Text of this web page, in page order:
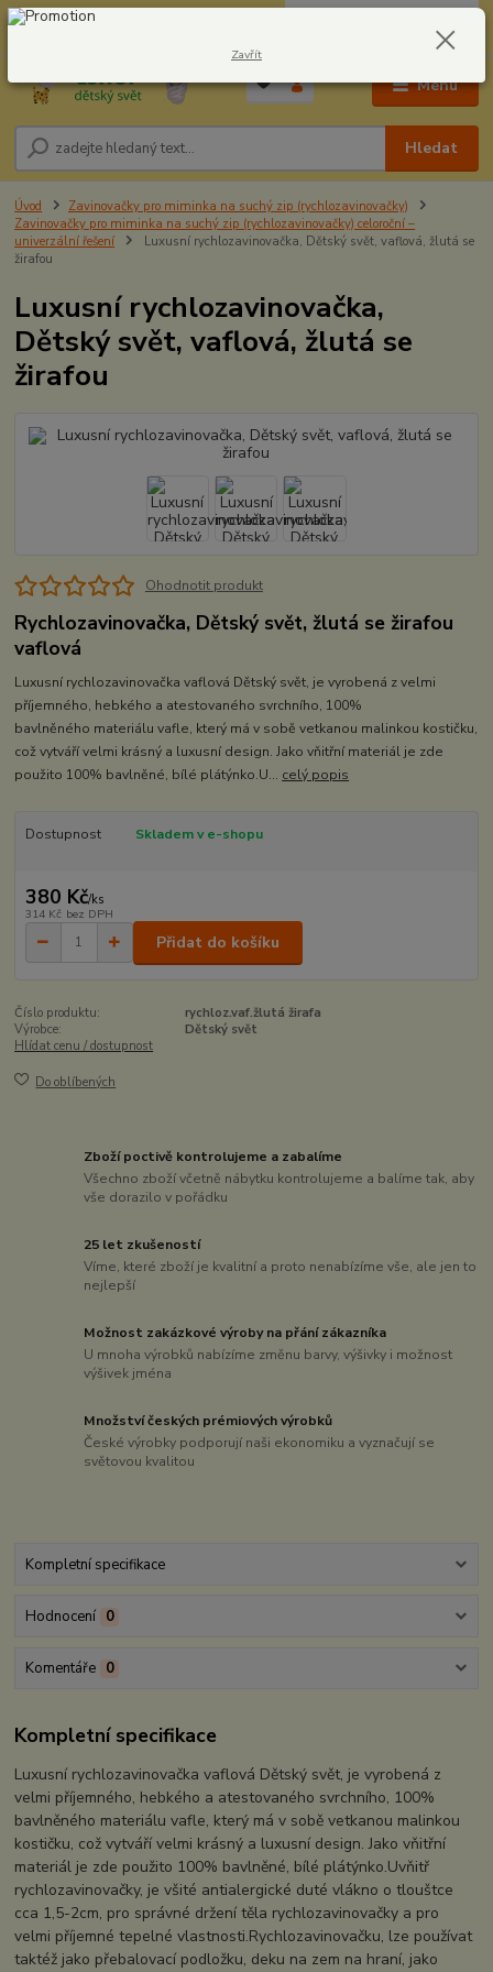
Menu
Hledat
604278943 0,00 Kč
Úvod
Zavinovačky pro miminka na suchý zip (rychlozavinovačky)
Zavinovačky pro miminka na suchý zip (rychlozavinovačky) celoroční –
univerzální řešení
Luxusní rychlozavinovačka, Dětský svět, vaflová, žlutá se
žirafou
Luxusní rychlozavinovačka,
Dětský svět, vaflová, žlutá se
žirafou
Ohodnotit produkt
Rychlozavinovačka, Dětský svět, žlutá se žirafou
vaflová
Luxusní rychlozavinovačka vaflová Dětský svět, je vyrobená z velmi
příjemného, hebkého a atestovaného svrchního, 100%
bavlněného materiálu vafle, který má v sobě vetkanou malinkou kostičku,
což vytváří velmi krásný a luxusní design. Jako vňitřní materiál je zde
použito 100% bavlněné, bílé plátýnko.U... celý popis
Dostupnost Skladem v e-shopu
380 Kč/ks
314 Kč bez DPH
Přidat do košíku
Číslo produktu:
rychloz.vaf.žlutá žirafa
Výrobce:
Dětský svět
Hlídat cenu / dostupnost
Do oblíbených
Zboží poctivě kontrolujeme a zabalíme
Všechno zboží včetně nábytku kontrolujeme a balíme tak, aby
vše dorazilo v pořádku
25 let zkušeností
Víme, které zboží je kvalitní a proto nenabízíme vše, ale jen to
nejlepší
Možnost zakázkové výroby na přání zákazníka
U mnoha výrobků nabízíme změnu barvy, výšivky i možnost
výšivek jména
Množství českých prémiových výrobků
České výrobky podporují naši ekonomiku a vyznačují se
světovou kvalitou
Kompletní specifikace
Hodnocení 0
Komentáře 0
Kompletní specifikace
Luxusní rychlozavinovačka vaflová Dětský svět, je vyrobená z
velmi příjemného, hebkého a atestovaného svrchního, 100%
bavlněného materiálu vafle, který má v sobě vetkanou malinkou
kostičku, což vytváří velmi krásný a luxusní design. Jako vňitřní
materiál je zde použito 100% bavlněné, bílé plátýnko.Uvňitř
rychlozavinovačky, je všité antialergické duté vlákno o tlouštce
cca 1,5-2cm, pro správné držení těla rychlozavinovačky a pro
velmi příjemné tepelné vlastnosti.Rychlozavinovačku, lze používat
taktéž jako přebalovací podložku, deku na zem na hraní, jako
Zavřít